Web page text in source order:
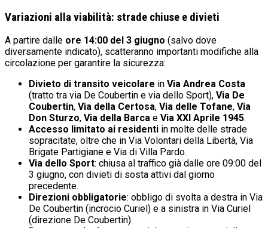
Variazioni alla viabilità: strade chiuse e divieti
A partire dalle ore 14:00 del 3 giugno (salvo dove
diversamente indicato), scatteranno importanti modifiche alla
circolazione per garantire la sicurezza:
Divieto di transito veicolare in Via Andrea Costa
(tratto tra via De Coubertin e via dello Sport), Via De
Coubertin, Via della Certosa, Via delle Tofane, Via
Don Sturzo, Via della Barca e Via XXI Aprile 1945.
Accesso limitato ai residenti in molte delle strade
sopracitate, oltre che in Via Volontari della Libertà, Via
Brigate Partigiane e Via di Villa Pardo.
Via dello Sport: chiusa al traffico già dalle ore 09:00 del
3 giugno, con divieti di sosta attivi dal giorno
precedente.
Direzioni obbligatorie: obbligo di svolta a destra in Via
De Coubertin (incrocio Curiel) e a sinistra in Via Curiel
(direzione De Coubertin).